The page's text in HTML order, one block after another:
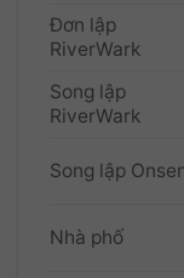
Đơn lập
RiverWark
Song lập
RiverWark
Song lập
Nhà phố